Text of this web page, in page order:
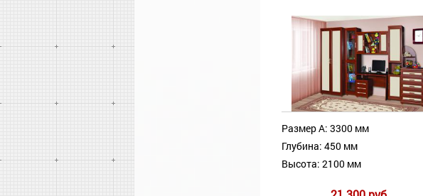
Размер А: 3300 мм
Глубина: 450 мм
Высота: 2100 мм